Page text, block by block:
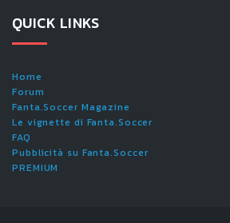
QUICK LINKS
Home
Forum
Fanta.Soccer Magazine
Le vignette di Fanta.Soccer
FAQ
Pubblicità su Fanta.Soccer
PREMIUM